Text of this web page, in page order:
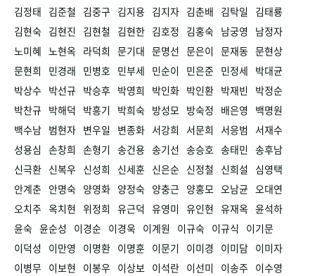
김정태 김준철 김중구 김지용 김지자 김춘배 김탁일
김태룡
김현숙 김현진 김현철 김현한 김호정 김홍숙 남궁영
남정자
노미혜 노현옥 라덕희 문기대 문명선 문은이 문재동 문현상
문현희
민경래 민병호 민부세 민순이 민은준 민정세 박대균
박상수 박선규 박승후 박영희 박인화 박인환 박재빈
박정순
박찬규 박해덕 박흥기 박희숙 방성모 방숙정 배은영
백명원
백수남 범현자 변우일 변종화 서강희 서문희 서응범
서재수
성용심 손창희 손형기 송건용 송기선 송승호 송태민 송후남
신극환 신복우 신성희 신세훈 신은순 신정철 신희설
심영택
안계춘 안명숙 양영화 양정숙 양충근 양홍모 오남균 오대연
오치주 옥치현 위정희 유근덕 유영미 유인현 유재옥 윤석하
윤숙 윤순성 이경순 이경욱 이계원 이규숙 이규식
이기문
이덕성
이만영 이명환 이명훈 이문기 이미경 이미담 이미자
이병무 이보현 이봉우 이상보 이석란 이선미 이송주 이수영